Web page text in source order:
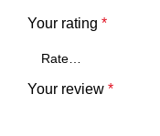
Your rating *
Your review *